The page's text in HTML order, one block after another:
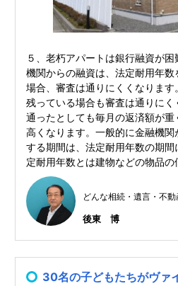
５、老朽アパートは銀行融資
機関からの融資は、法定耐用年
場合、審査は通りにくくなりま
残っている場合も審査は通りに
通ったとしても毎月の返済額が
高くなります。一般的に金融機
する期間は、法定耐用年数の期
定耐用年数とは建物などの物品の
どんな相続・遺言・不
後東 博
30名の子どもたちがヴ